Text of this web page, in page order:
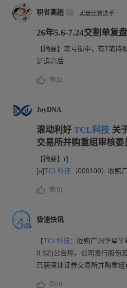
积省髙趙 实盘比赛选手
26年5.6-7.24交割单复
【摘要】笔亏损中，有7笔持
是追高后
赞(1)
JoyDNA
滚动利好 TCL科技 关
交易所并购重组审核委
【摘要】r]
[u]TCL科技 （000100）收购
赞(0)
极速快讯
【TCL科技：收购广州华星
0.SZ)公告称，公司发行股份
已获深圳证券交易所并购重
赞(0)